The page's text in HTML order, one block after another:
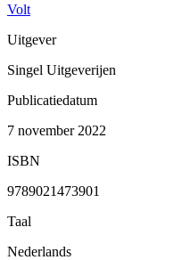
Volt
Uitgever
Singel Uitgeverijen
Publicatiedatum
7 november 2022
ISBN
9789021473901
Taal
Nederlands